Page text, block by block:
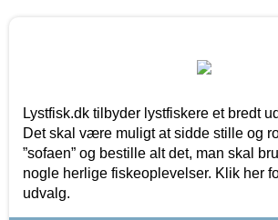
Lystfisk.dk tilbyder lystfiskere et bredt
Det skal være muligt at sidde stille og
”sofaen” og bestille alt det, man skal
nogle herlige fiskeoplevelser. Klik her
udvalg.